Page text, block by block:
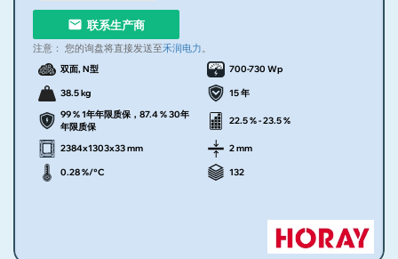
联系生产商
注意： 您的询盘将直接发送至禾润电力。
双面, N型 700-730 Wp
38.5 kg
15 年
99 % 1年年限质保，87.4 % 30年
年限质保
22.5 % - 23.5 %
2384x1303x33 mm 2 mm
0.28 %/°C 132